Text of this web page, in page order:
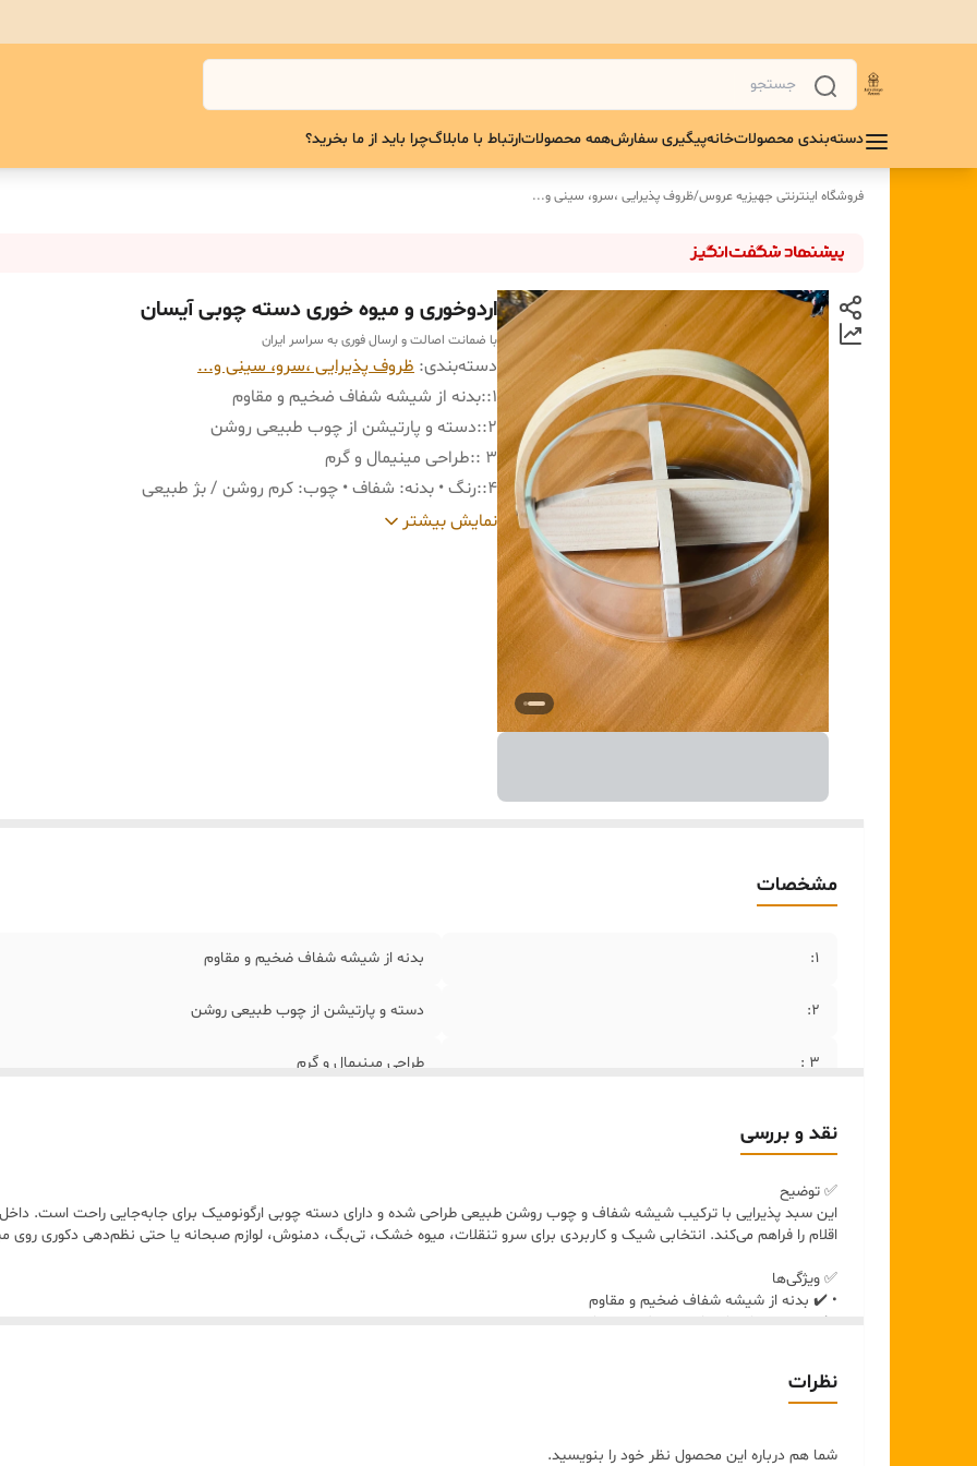
دسته‌بندی محصولاتخانهپیگیری سفارشهمه محصولاتارتباط با مابلاگچرا باید از ما بخرید؟
فروشگاه اینترنتی جهیزیه عروس/ظروف پذیرایی ،سرو، سینی و‌...
اردوخوری و میوه خوری دسته چوبی آیسان
با ضمانت اصالت و ارسال فوری به سراسر ایران
دسته‌بندی: ظروف پذیرایی ،سرو، سینی و‌...
1:
:بدنه از شیشه شفاف ضخیم و مقاوم
۲: :دسته و پارتیشن از چوب طبیعی روشن
۳ : :طراحی مینیمال و گرم
۴: :رنگ • بدنه: شفاف • چوب: کرم روشن / بژ طبیعی
۵: :
نمایش بیشتر
مشخصات
1: بدنه از شیشه شفاف ضخیم و مقاوم
۲: دسته و پارتیشن از چوب طبیعی روشن
۳ : طراحی مینیمال و گرم
نقد و بررسی
✅ توضیح
این سبد پذیرایی با ترکیب شیشه شفاف و چوب روشن طبیعی طراحی شده و دارای دسته چوبی ارگونومیک برای جابه‌جایی راحت است.
اقلام را فراهم می‌کند. انتخابی شیک و کاربردی برای سرو تنقلات، میوه خشک، تی‌بگ، دمنوش، لوازم صبحانه یا حتی نظم‌دهی دکوری روی
✅ ویژگی‌ها
• ✔️ بدنه از شیشه شفاف ضخیم و مقاوم
• ✔️ دسته و پارتیشن از چوب طبیعی روشن
• ✔️ دسته محکم برای حمل آسان
• ✔️ کاربردی برای پذیرایی، آشپزخانه و دکور
✅ رنگ
نظرات
شما هم درباره این محصول نظر خود را بنویسید.